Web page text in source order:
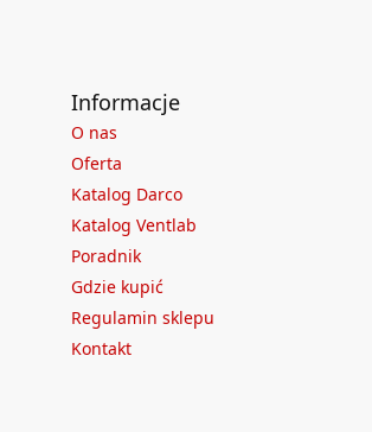
Informacje
O nas
Oferta
Katalog Darco
Katalog Ventlab
Poradnik
Gdzie kupić
Regulamin sklepu
Kontakt